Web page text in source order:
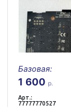
Базовая:
1 600 р.
Арт.:
77777770527